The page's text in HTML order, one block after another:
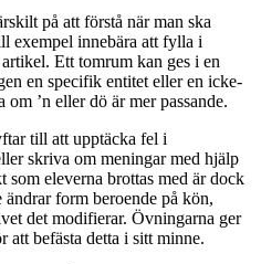
på att förstå när man ska
exempel innebära att fylla i
Ett tomrum kan ges i en
en specifik entitet eller en icke-
’n eller dö är mer passande.
till att upptäcka fel i
skriva om meningar med hjälp
som eleverna brottas med är dock
form beroende på kön,
det modifierar. Övningarna ger
att befästa detta i sitt minne.